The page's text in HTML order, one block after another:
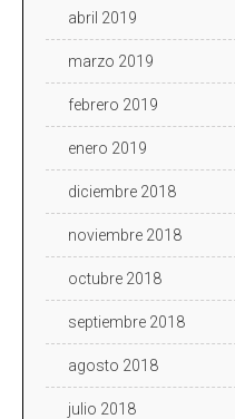
abril 2019
marzo 2019
febrero 2019
enero 2019
diciembre 2018
noviembre 2018
octubre 2018
septiembre 2018
agosto 2018
julio 2018